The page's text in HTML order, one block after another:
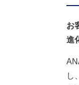
お
進
し